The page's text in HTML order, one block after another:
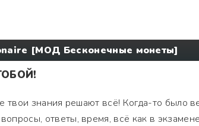
[МОД Бесконечные монеты]
твои знания решают всё! Когда-то было
ответы, время, всё как в